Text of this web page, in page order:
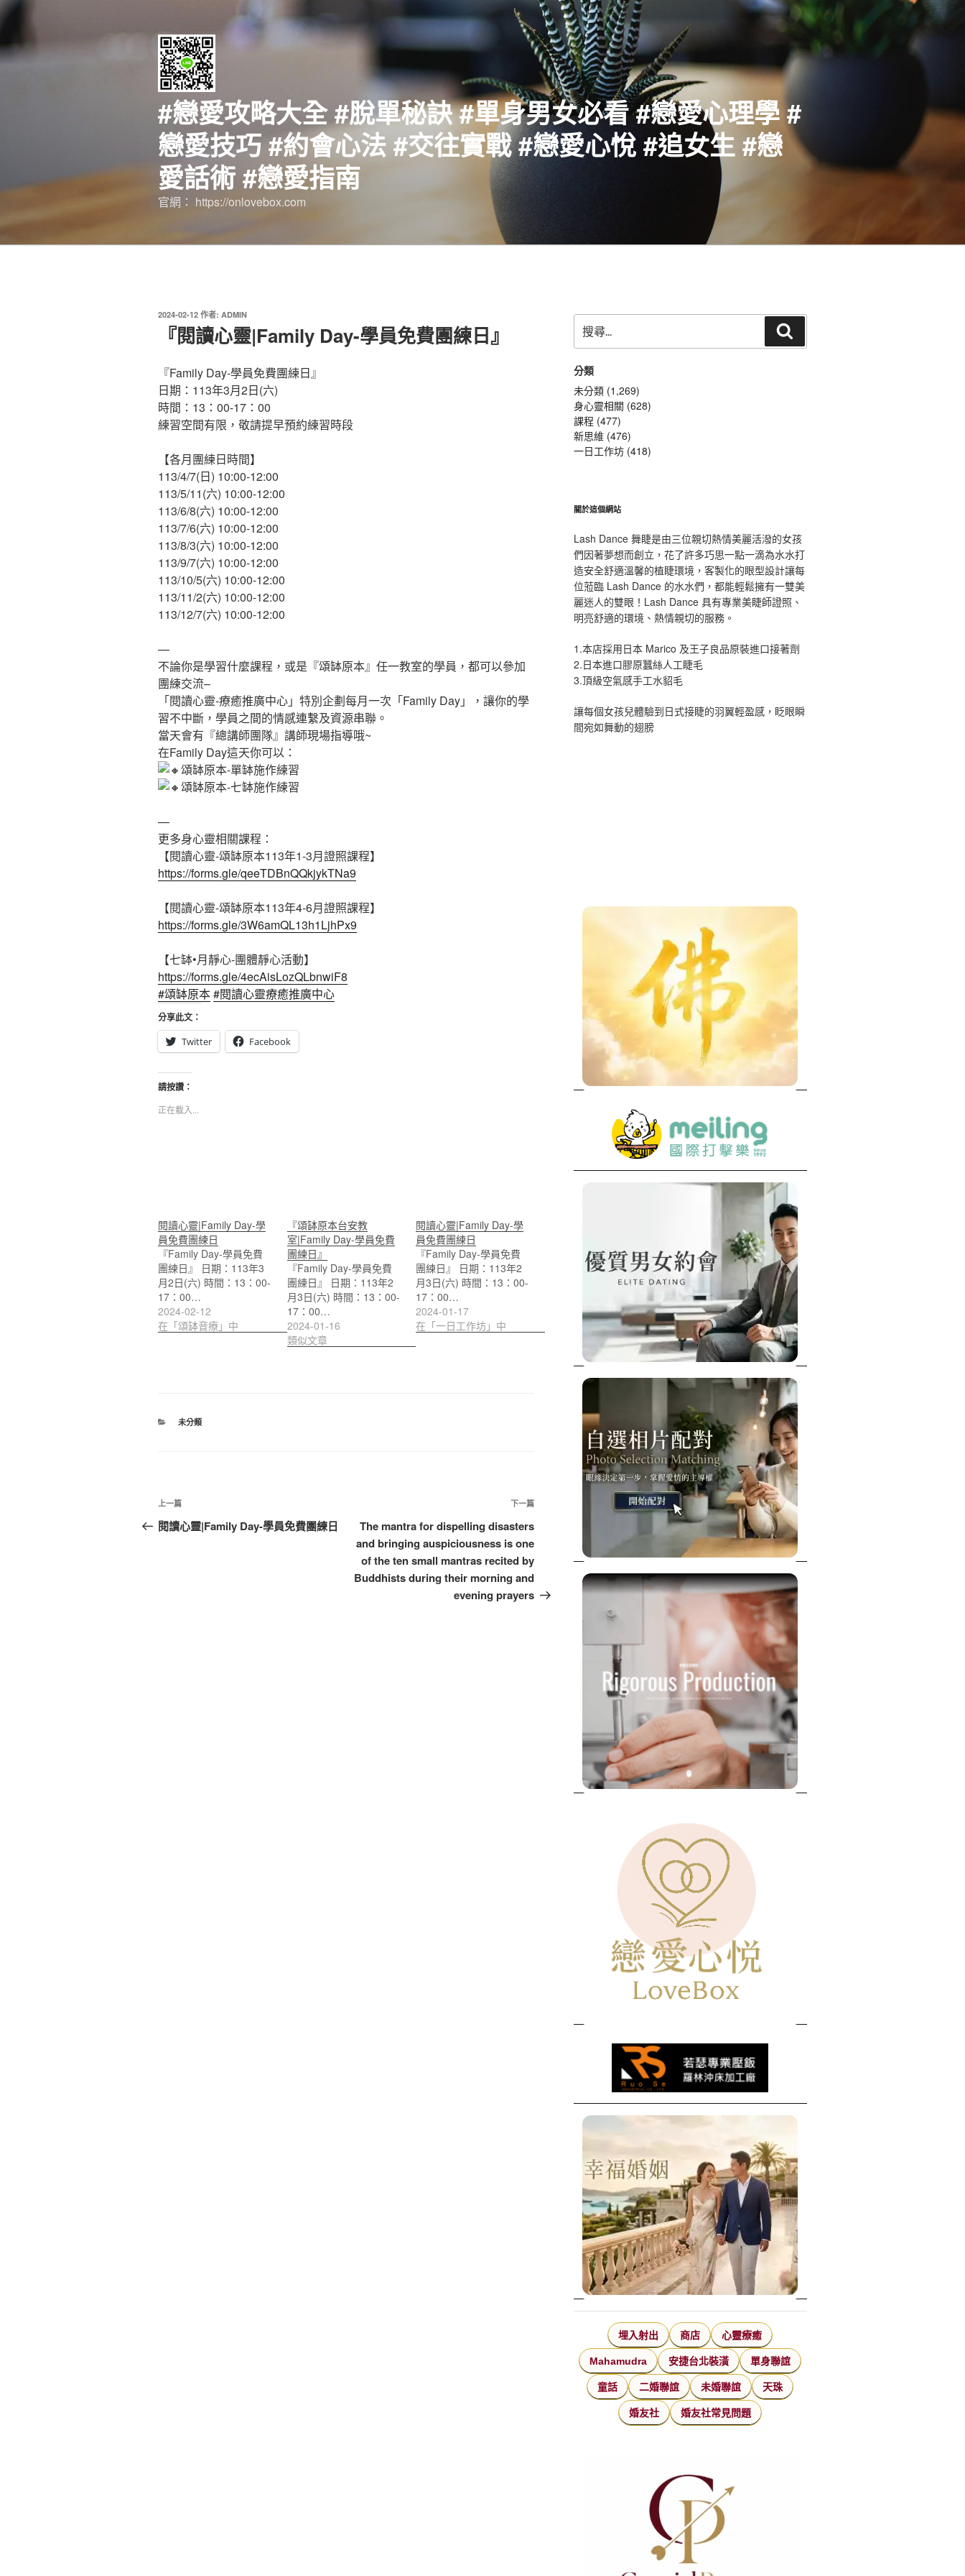
跳
至
主
要
#戀愛攻略大全 #脫單秘訣 #單身男女必看 #戀愛心理學 #
戀愛技巧 #約會心法 #交往實戰 #戀愛心悅 #追女生 #戀
愛話術 #戀愛指南
官網： https://onlovebox.com
發
2024-02-12 作者: ADMIN
『閱讀心靈|Family Day-學員免費團練日』
『Family Day-學員免費團練日』
日期：113年3月2日(六)
時間：13：00-17：00
練習空間有限，敬請提早預約練習時段
【各月團練日時間】
113/4/7(日) 10:00-12:00
113/5/11(六) 10:00-12:00
113/6/8(六) 10:00-12:00
113/7/6(六) 10:00-12:00
113/8/3(六) 10:00-12:00
113/9/7(六) 10:00-12:00
113/10/5(六) 10:00-12:00
113/11/2(六) 10:00-12:00
113/12/7(六) 10:00-12:00
—
不論你是學習什麼課程，或是『頌缽原本』任一教室的學員，都可以參加
團練交流–
「閱讀心靈-療癒推廣中心」特別企劃每月一次「Family Day」，讓你的學
習不中斷，學員之間的情感連繫及資源串聯。
當天會有『總講師團隊』講師現場指導哦~
在Family Day這天你可以：
頌缽原本-單缽施作練習
頌缽原本-七缽施作練習
—
更多身心靈相關課程：
【閱讀心靈-頌缽原本113年1-3月證照課程】
https://forms.gle/qeeTDBnQQkjykTNa9
【閱讀心靈-頌缽原本113年4-6月證照課程】
https://forms.gle/3W6amQL13h1LjhPx9
【七缽•月靜心-團體靜心活動】
https://forms.gle/4ecAisLozQLbnwiF8
#頌缽原本#閱讀心靈療癒推廣中心
分享此文：
Twitter
Facebook
請按讚：
正在載入...
閱讀心靈|Family Day-學
員免費團練日
『Family Day-學員免費
團練日』 日期：113年3
月2日(六) 時間：13：00-
17：00…
2024-02-12
在「頌缽音療」中
『頌缽原本台安教
室|Family Day-學員免費
團練日』
『Family Day-學員免費
團練日』 日期：113年2
月3日(六) 時間：13：00-
17：00…
2024-01-16
類似文章
閱讀心靈|Family Day-學
員免費團練日
『Family Day-學員免費
團練日』 日期：113年2
月3日(六) 時間：13：00-
17：00…
2024-01-17
在「一日工作坊」中
分
未分類
文
章
上
一
上一篇
閱讀心靈|Family Day-學員免費團練日
下
一
篇
文
章
下一篇
The mantra for dispelling disasters
and bringing auspiciousness is one
of the ten small mantras recited by
Buddhists during their morning and
evening prayers
尋
關
鍵
字:
尋
分類
未分類 (1,269)
身心靈相關 (628)
課程 (477)
新思維 (476)
一日工作坊 (418)
關於這個網站
Lash Dance 舞睫是由三位親切熱情美麗活潑的女孩
們因著夢想而創立，花了許多巧思一點一滴為水水打
造安全舒適溫馨的植睫環境，客製化的眼型設計讓每
位蒞臨 Lash Dance 的水水們，都能輕鬆擁有一雙美
麗迷人的雙眼！Lash Dance 具有專業美睫師證照、
明亮舒適的環境、熱情親切的服務。
1.本店採用日本 Marico 及王子良品原裝進口接著劑
2.日本進口膠原蠶絲人工睫毛
3.頂級空氣感手工水貂毛
讓每個女孩兒體驗到日式接睫的羽翼輕盈感，眨眼瞬
間宛如舞動的翅膀
埋入射出 商店 心靈療癒
Mahamudra 安捷台北裝潢 單身聯誼
童話 二婚聯誼 未婚聯誼 天珠
婚友社 婚友社常見問題